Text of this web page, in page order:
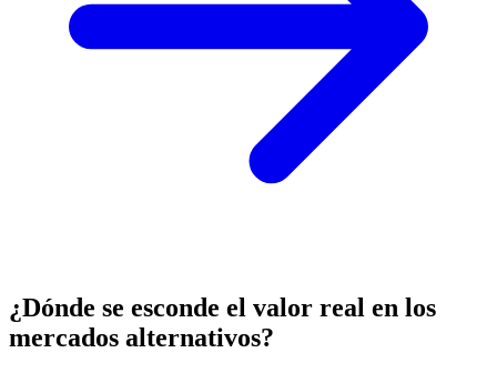
¿Dónde se esconde el valor real en los
mercados alternativos?